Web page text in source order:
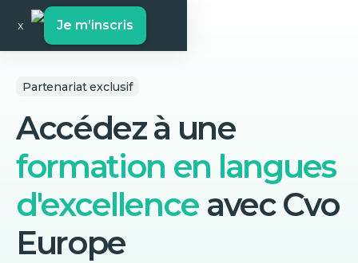
x Je m’inscris
Partenariat exclusif
Accédez à une
formation en langues
d'excellence avecCvo
Europe